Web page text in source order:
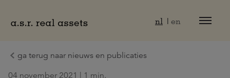
nl en
ga terug naar nieuws en publicaties
04 november 2021 | 1 min.